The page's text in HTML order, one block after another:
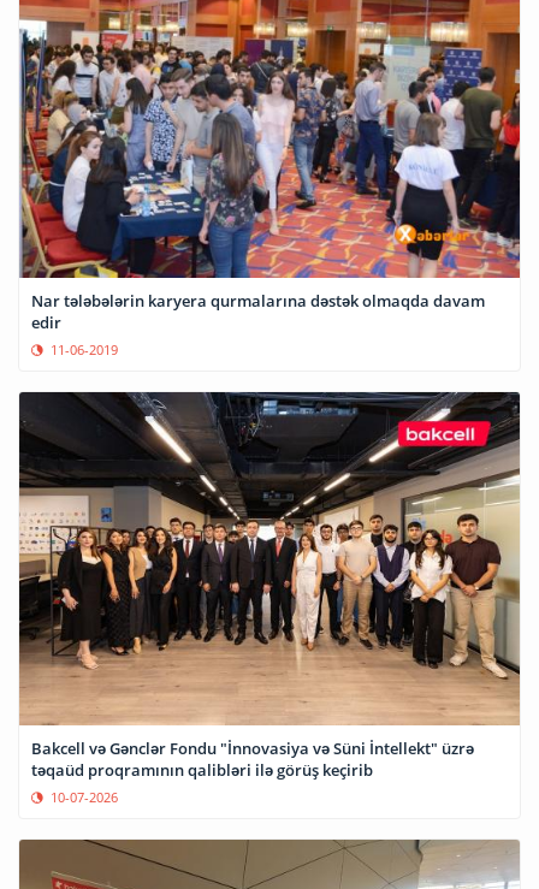
Nar tələbələrin karyera qurmalarına dəstək olmaqda davam
edir
11-06-2019
Bakcell və Gənclər Fondu "İnnovasiya və Süni İntellekt" üzrə
təqaüd proqramının qalibləri ilə görüş keçirib
10-07-2026